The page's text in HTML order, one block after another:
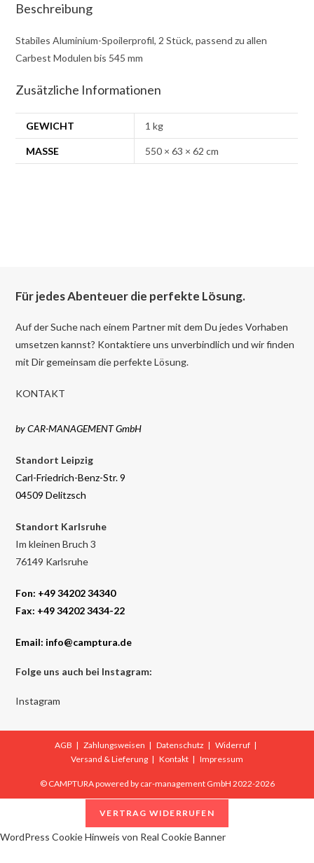
Beschreibung
Stabiles Aluminium-Spoilerprofil, 2 Stück, passend zu allen
Carbest Modulen bis 545 mm
Zusätzliche Informationen
GEWICHT 1 kg
MASSE 550 × 63 × 62 cm
Für jedes Abenteuer die perfekte Lösung.
Auf der Suche nach einem Partner mit dem Du jedes Vorhaben
umsetzen kannst? Kontaktiere uns unverbindlich und wir finden
mit Dir gemeinsam die perfekte Lösung.
KONTAKT
by CAR-MANAGEMENT GmbH
Standort Leipzig
Carl-Friedrich-Benz-Str. 9
04509 Delitzsch
Standort Karlsruhe
Im kleinen Bruch 3
76149 Karlsruhe
Fon: +49 34202 34340
Fax: +49 34202 3434-22
Email: info@camptura.de
Folge uns auch bei Instagram:
Instagram
AGB Zahlungsweisen Datenschutz
Widerruf
Versand & Lieferung
Kontakt Impressum
© CAMPTURA powered by car-management GmbH 2022-2026
VERTRAG WIDERRUFEN
WordPress Cookie Hinweis von Real Cookie Banner